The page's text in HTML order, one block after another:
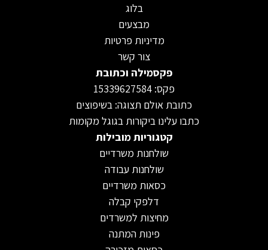
בלוג
מבצעים
מדיניות פרטיות
צור קשר
פקסמילה וכתובת
פקס: 15339627584
כתובת אולם תצוגה: בשיפוצים
כתבו עלינו ביקורות בגוגל מקומות
קטגוריות מובילות
שולחנות משרדיים
שולחנות עבודה
כסאות משרדיים
דלפקי קבלה
מחיצות למשרדים
פינות המתנה